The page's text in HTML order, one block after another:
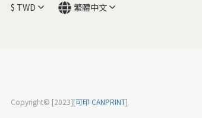
$ TWD 繁體中文
Copyright© [2023][可印 CANPRINT]